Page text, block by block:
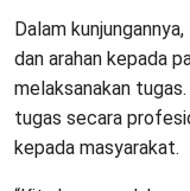
Dalam
dan arahan kepada
melaksanakan
tugas secara
kepada masyarakat.